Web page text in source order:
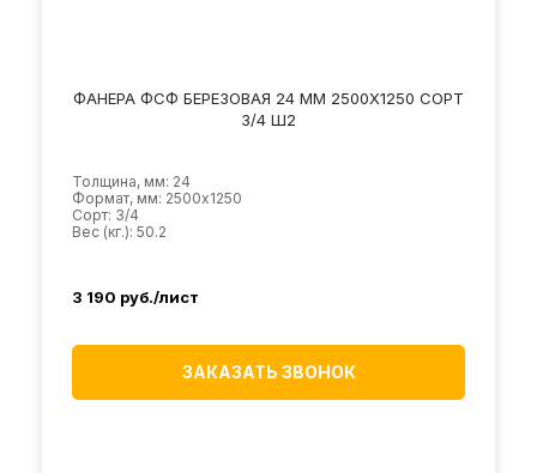
ФАНЕРА ФСФ БЕРЕЗОВАЯ 24 ММ 2500Х1250 СОРТ
3/4 Ш2
Толщина, мм: 24
Формат, мм: 2500х1250
Сорт: 3/4
Вес (кг.): 50.2
3 190 руб./лист
ЗАКАЗАТЬ ЗВОНОК